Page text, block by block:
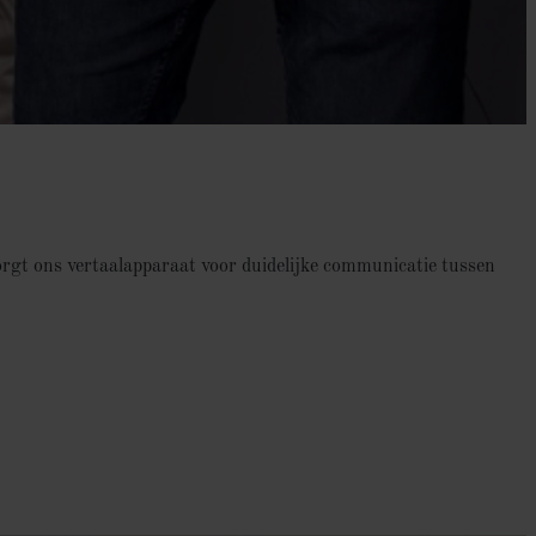
ons vertaalapparaat voor duidelijke communicatie tussen